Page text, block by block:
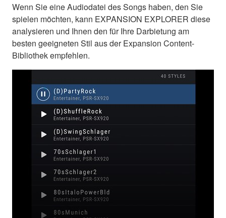
Wenn Sie eine Audiodatei des Songs haben, den Sie
spielen möchten, kann EXPANSION EXPLORER diese
analysieren und Ihnen den für Ihre Darbietung am
besten geeigneten Stil aus der Expansion Content-
Bibliothek empfehlen.